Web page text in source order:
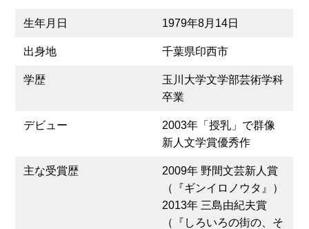
生年月日 1979年8月14日
出身地 千葉県印西市
学歴
玉川大学文学部芸術学科
卒業
デビュー
2003年「授乳」で群像
新人文学賞優秀作
主な受賞歴
2009年 野間文芸新人賞
（『ギンイロノウタ』）
2013年 三島由紀夫賞
（『しろいろの街の、そ